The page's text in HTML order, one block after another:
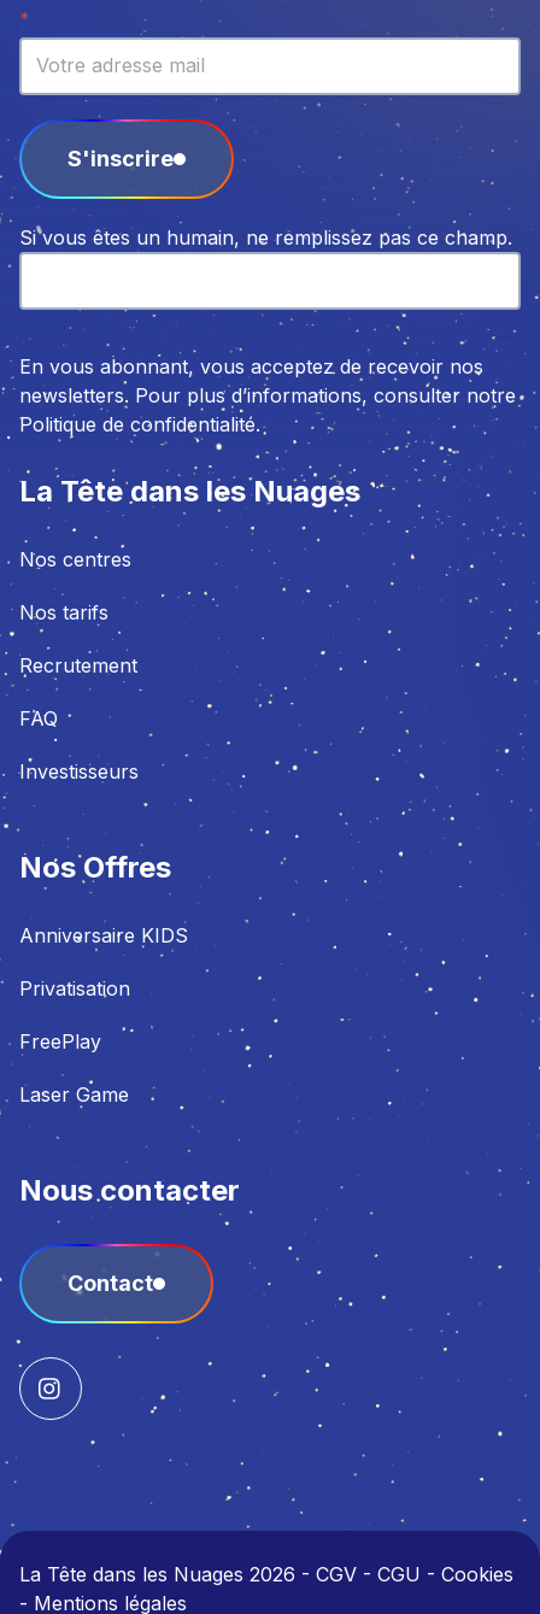
Newsletter
*
S'inscrire
Si vous êtes un humain, ne remplissez pas ce champ.
En vous abonnant, vous acceptez de recevoir nos
newsletters. Pour plus d’informations, consulter notre
Politique de confidentialité.
La Tête dans les Nuages
Nos centres
Nos tarifs
Recrutement
FAQ
Investisseurs
Nos Offres
Anniversaire KIDS
Privatisation
FreePlay
Laser Game
Nous contacter
Contact
La Tête dans les Nuages 2026 - CGV - CGU - Cookies
- Mentions légales